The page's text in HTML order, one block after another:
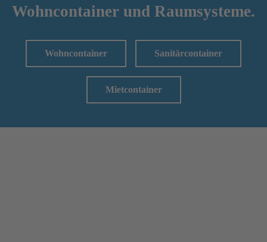
Wohncontainer und Raumsysteme.
Wohncontainer Sanitärcontainer
Mietcontainer